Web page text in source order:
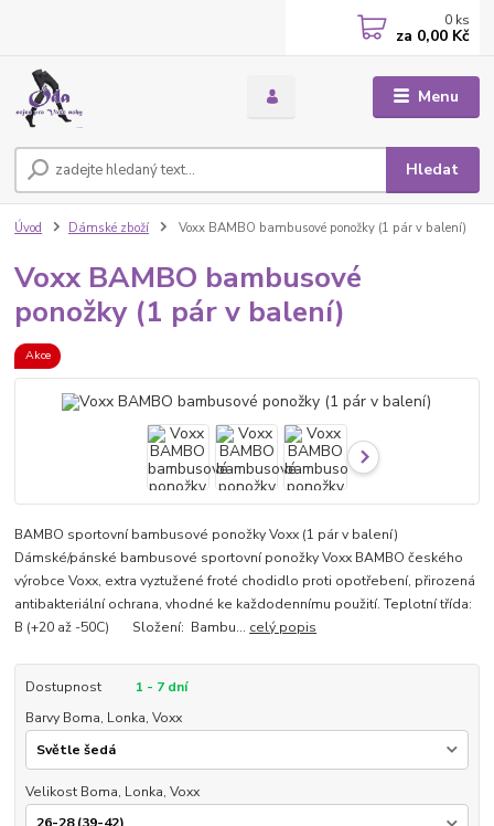
Menu
Hledat
0 ks
za 0,00 Kč
Úvod Dámské zboží Voxx BAMBO bambusové ponožky (1 pár v balení)
Voxx BAMBO bambusové
ponožky (1 pár v balení)
Akce
BAMBO sportovní bambusové ponožky Voxx (1 pár v balení)
Dámské/pánské bambusové sportovní ponožky Voxx BAMBO českého
výrobce Voxx, extra vyztužené froté chodidlo proti opotřebení, přirozená
antibakteriální ochrana, vhodné ke každodennímu použití. Teplotní třída:
B (+20 až -50C) Složení: Bambu... celý popis
Dostupnost
1 - 7 dní
Barvy Boma, Lonka, Voxx
Velikost Boma, Lonka, Voxx